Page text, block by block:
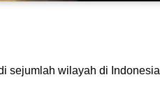
sejumlah wilayah di Indonesia